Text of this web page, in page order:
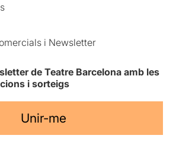
i Newsletter
de Teatre Barcelona amb les
i sorteigs
Unir-me